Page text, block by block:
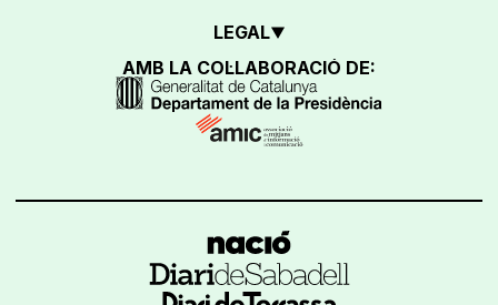
LEGAL
AMB LA COL·LABORACIÓ DE: